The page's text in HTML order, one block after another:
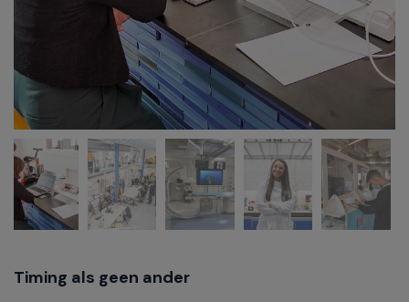
Timing als geen ander